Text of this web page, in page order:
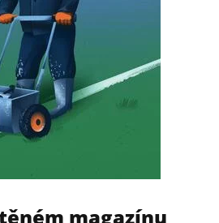
magazínu